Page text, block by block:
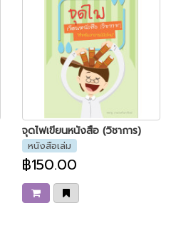
จุดไฟเขียนหนังสือ (วิชาการ)
หนังสือเล่ม
฿150.00